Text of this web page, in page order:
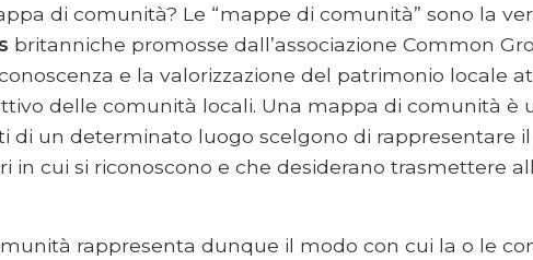
di comunità? Le “mappe di comunità” sono la
britanniche promosse dall’associazione Common
e la valorizzazione del patrimonio locale
delle comunità locali. Una mappa di comunità è
di un determinato luogo scelgono di rappresentare
in cui si riconoscono e che desiderano trasmettere
rappresenta dunque il modo con cui la o le